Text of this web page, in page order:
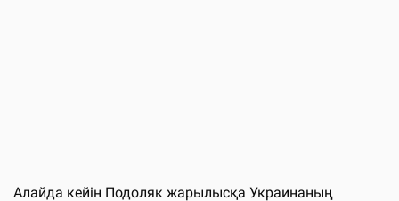
Алайда кейін Подоляк жарылысқа Украинаның